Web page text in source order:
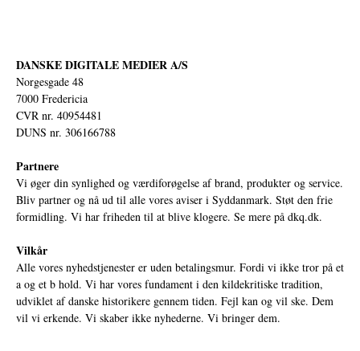
DANSKE DIGITALE MEDIER A/S
Norgesgade 48
7000 Fredericia
CVR nr. 40954481
DUNS nr. 306166788
Partnere
Vi øger din synlighed og værdiforøgelse af brand, produkter og service.
Bliv partner og nå ud til alle vores aviser i Syddanmark. Støt den frie
formidling. Vi har friheden til at blive klogere. Se mere på dkq.dk.
Vilkår
Alle vores nyhedstjenester er uden betalingsmur. Fordi vi ikke tror på et
a og et b hold. Vi har vores fundament i den kildekritiske tradition,
udviklet af danske historikere gennem tiden. Fejl kan og vil ske. Dem
vil vi erkende. Vi skaber ikke nyhederne. Vi bringer dem.